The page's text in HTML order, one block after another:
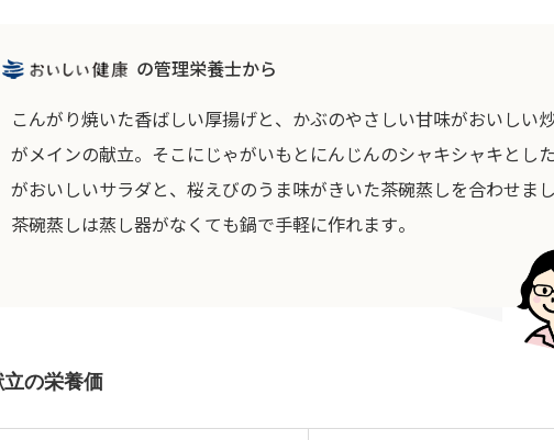
の管理栄養士から
こんがり焼いた香ばしい厚揚げと、かぶのやさしい甘味がおいしい
がメインの献立。そこにじゃがいもとにんじんのシャキシャキとし
がおいしいサラダと、桜えびのうま味がきいた茶碗蒸しを合わせまし
茶碗蒸しは蒸し器がなくても鍋で手軽に作れます。
立の栄養価